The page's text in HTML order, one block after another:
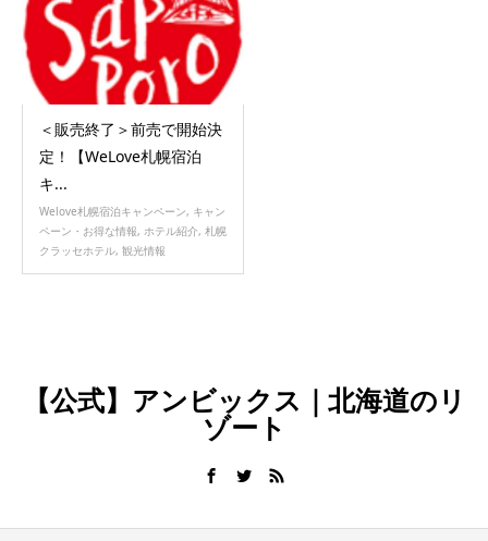
＜販売終了＞前売で開始決
定！【WeLove札幌宿泊
キ...
Welove札幌宿泊キャンペーン, キャン
ペーン・お得な情報, ホテル紹介, 札幌
クラッセホテル, 観光情報
【公式】アンビックス｜北海道のリ
ゾート